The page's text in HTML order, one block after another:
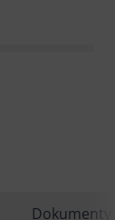
Dokumenty